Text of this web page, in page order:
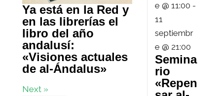
Ya está en la Red y
en las librerías el
libro del año
andalusí:
«Visiones actuales
de al-Ándalus»
Next »
e @ 11:00 -
11
septiembr
e @ 21:00
Semina
rio
«Repen